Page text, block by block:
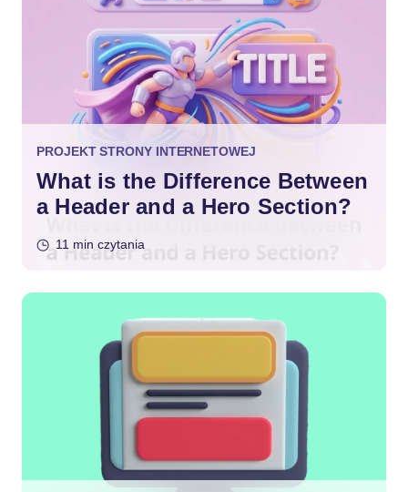
PROJEKT STRONY INTERNETOWEJ
What is the Difference Between
a Header and a Hero Section?
11 min czytania